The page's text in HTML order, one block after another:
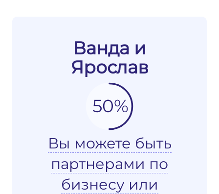
Ванда и
Ярослав
50%
Вы можете быть
партнерами по
бизнесу или